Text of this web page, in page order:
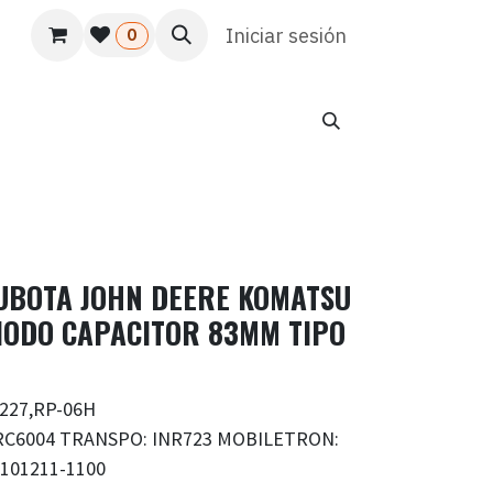
Usuario Atención al cliente HR
0 Iniciar sesión
JOHN DEERE KOMATSU
CAPACITOR 83MM TIPO
06H
TRANSPO: INR723 MOBILETRON:
1100